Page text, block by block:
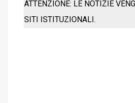
ATTENZIONE: LE NOTIZIE
SITI ISTITUZIONALI.